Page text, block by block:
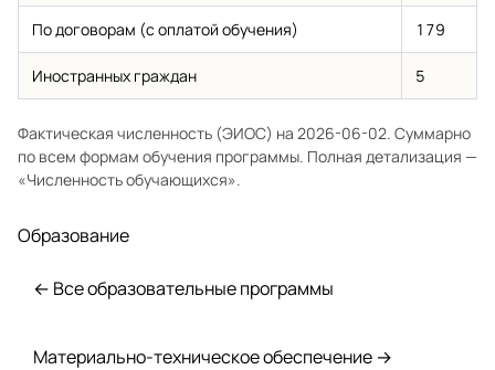
По договорам (с оплатой обучения) 179
Иностранных граждан 5
Фактическая численность (ЭИОС) на 2026-06-02. Суммарно
по всем формам обучения программы. Полная детализация —
«Численность обучающихся».
Образование
← Все образовательные программы
Материально-техническое обеспечение →